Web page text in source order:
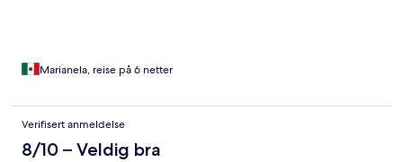
Marianela, reise på 6 netter
Verifisert anmeldelse
8/10 – Veldig bra